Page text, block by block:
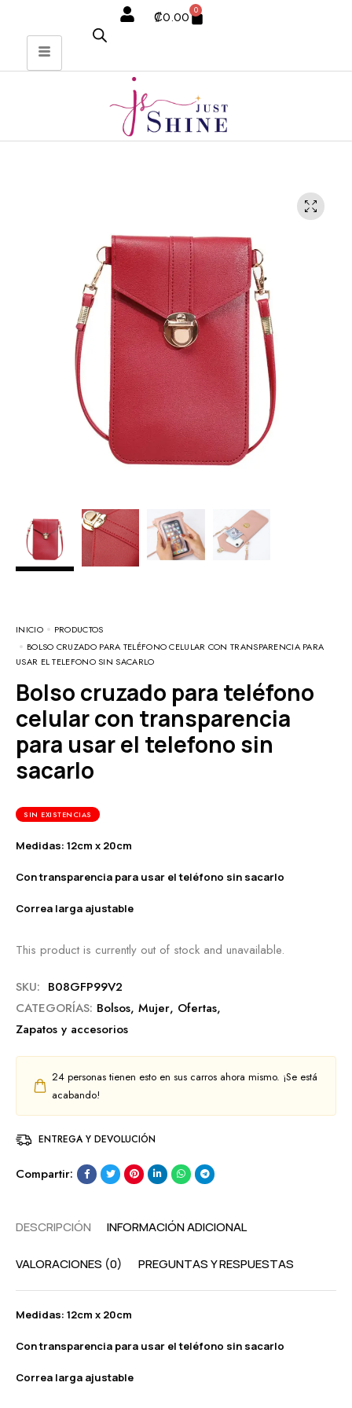
₡0.00 0
INICIO
PRODUCTOS
BOLSO CRUZADO PARA TELÉFONO CELULAR CON TRANSPARENCIA PARA
USAR EL TELEFONO SIN SACARLO
Bolso cruzado para teléfono
celular con transparencia
para usar el telefono sin
sacarlo
SIN EXISTENCIAS
Medidas: 12cm x 20cm
Con transparencia para usar el teléfono sin sacarlo
Correa larga ajustable
This product is currently out of stock and unavailable.
SKU: B08GFP99V2
CATEGORÍAS: Bolsos, Mujer, Ofertas,
Zapatos y accesorios
24 personas tienen esto en sus carros ahora mismo. ¡Se está
acabando!
ENTREGA Y DEVOLUCIÓN
Compartir:
DESCRIPCIÓN INFORMACIÓN ADICIONAL
VALORACIONES (0) PREGUNTAS Y RESPUESTAS
Medidas: 12cm x 20cm
Con transparencia para usar el teléfono sin sacarlo
Correa larga ajustable